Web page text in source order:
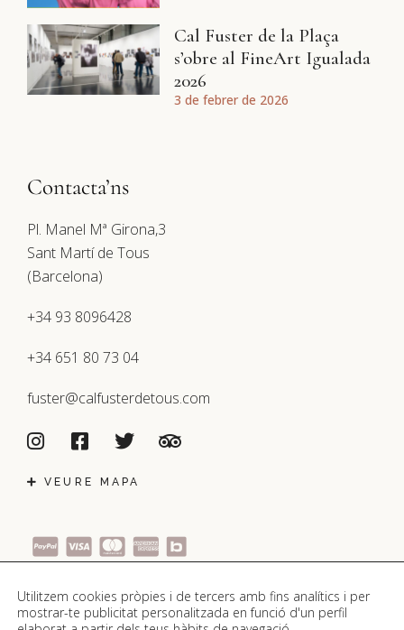
Cal Fuster de la Plaça
s’obre al FineArt Igualada
2026
3 de febrer de 2026
Contacta’ns
Pl. Manel Mª Girona,3
Sant Martí de Tous
(Barcelona)
+34 93 8096428
+34 651 80 73 04
fuster@calfusterdetous.com
VEURE MAPA
Utilitzem cookies pròpies i de tercers amb fins analítics i per
mostrar-te publicitat personalitzada en funció d'un perfil